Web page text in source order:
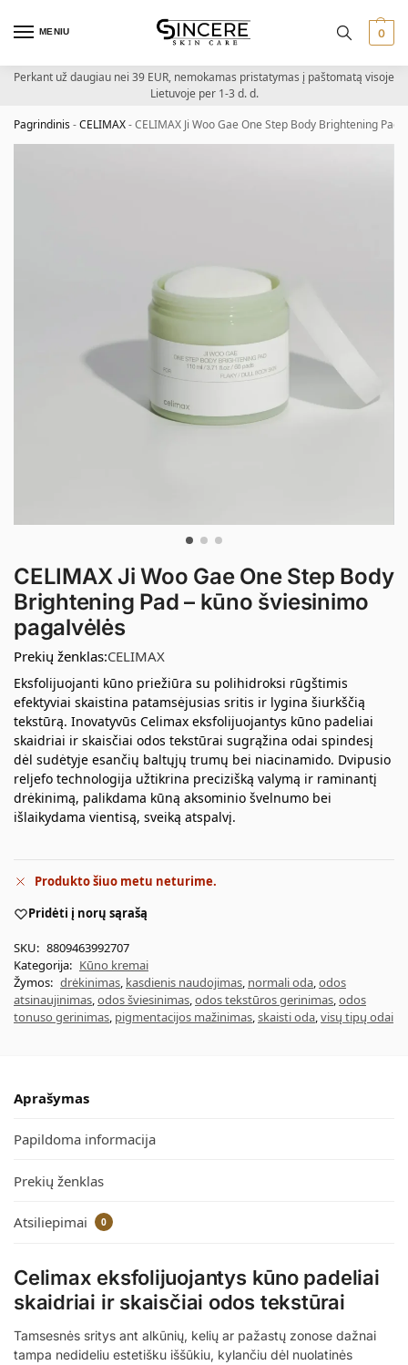
MENIU 0
Perkant už daugiau nei 39 EUR, nemokamas pristatymas į paštomatą visoje
Lietuvoje per 1-3 d. d.
Pagrindinis-CELIMAX-CELIMAX Ji Woo Gae One Step Body Brightening
CELIMAX Ji Woo Gae One Step Body
Brightening Pad – kūno šviesinimo
pagalvėlės
Prekių ženklas:CELIMAX
Eksfolijuojanti kūno priežiūra su polihidroksi rūgštimis
efektyviai skaistina patamsėjusias sritis ir lygina šiurkščią
tekstūrą. Inovatyvūs Celimax eksfolijuojantys kūno padeliai
skaidriai ir skaisčiai odos tekstūrai sugrąžina odai spindesį
dėl sudėtyje esančių baltųjų trumų bei niacinamido. Dvipusio
reljefo technologija užtikrina precizišką valymą ir raminantį
drėkinimą, palikdama kūną aksominio švelnumo bei
išlaikydama vientisą, sveiką atspalvį.
Produkto šiuo metu neturime.
Pridėti į norų sąrašą
SKU: 8809463992707
Kategorija: Kūno kremai
Žymos: drėkinimas, kasdienis naudojimas, normali oda,odos
atsinaujinimas,odos šviesinimas,odos tekstūros gerinimas,odos
tonuso gerinimas, pigmentacijos mažinimas,skaisti oda,visų tipų odai
Aprašymas
Papildoma informacija
Prekių ženklas
Atsiliepimai 0
Celimax eksfolijuojantys kūno padeliai
skaidriai ir skaisčiai odos tekstūrai
Tamsesnės sritys ant alkūnių, kelių ar pažastų zonose dažnai
tampa nedideliu estetišku iššūkiu, kylančiu dėl nuolatinės